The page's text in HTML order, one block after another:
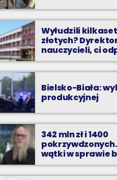
Wyłudzili
złotych?
nauczycieli, ci
zarzuty
Bielsko-Biała:
produkcyjnej
342 mln zł i 1400
wątki w sprawie
z Bielska-Białej